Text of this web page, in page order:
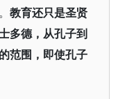
教育还只是圣贤
多德，从孔子到
范围，即使孔子